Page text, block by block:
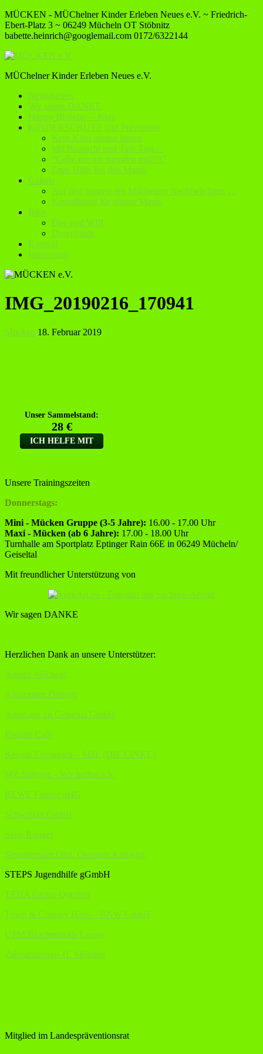
MÜCKEN - MÜChelner Kinder Erleben Neues e.V. ~ Friedrich-
Ebert-Platz 3 ~ 06249 Mücheln OT Stöbnitz
babette.heinrich@googlemail.com 0172/6322144
MÜChelner Kinder Erleben Neues e.V.
Neuigkeiten
Wir sagen DANKE
Happy Birthday – Kids
KINDERSCHUTZ und Prävention
Kein Kind alleine lassen
Mit Blaulicht und Tatü Tata…
“Gehe nie mit fremden mit!!!!”
Erste Hilfe bei den Maxis
Galerie
Auf den Spuren des Müchelner Nachtwächters …
Kampfkunst für unsere Maxis
Infos
Das sind WIR
Downloads
Kontakt
Impressum
IMG_20190216_170941
Mücken 18. Februar 2019
Unsere Trainingszeiten
Donnerstags:
Mini - Mücken Gruppe (3-5 Jahre): 16.00 - 17.00 Uhr
Maxi - Mücken (ab 6 Jahre): 17.00 - 18.00 Uhr
Turnhalle am Sportplatz Eptinger Rain 66E in 06249 Mücheln/
Geiseltal
Mit freundlicher Unterstützung von
Wir sagen DANKE
Herzlichen Dank an unsere Unterstützer:
Autofit Mücheln,
Autocenter Dübner,
Autohaus im Geiseltal GmbH
Eistaler Cafè
Kerstin Eisenreich – MdL (DIE LINKE)
MZ Stiftung – Wir helfen e.V.
REWE Förster oHG
Schweiker GmbH
Sven Runkel
Steuerberater Dipl. Ökonom Kuhaupt,
STEPS Jugendhilfe gGmbH
TEHA Group Querfurt
Town & Country Haus – BNW GmbH
UPM Biochemicals Leuna
Zahnarztpraxis H. Mögling
Mitglied im Landespräventionsrat